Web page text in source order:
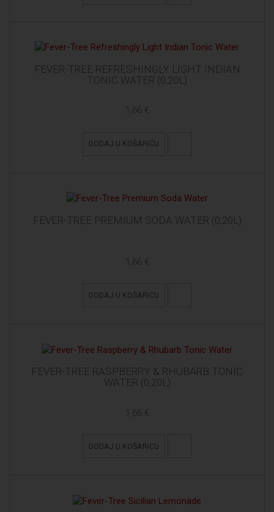
FEVER-TREE REFRESHINGLY LIGHT INDIAN
TONIC WATER (0,20L)
1,66 €
DODAJ U KOŠARICU
FEVER-TREE PREMIUM SODA WATER (0,20L)
1,66 €
DODAJ U KOŠARICU
FEVER-TREE RASPBERRY & RHUBARB TONIC
WATER (0,20L)
1,66 €
DODAJ U KOŠARICU